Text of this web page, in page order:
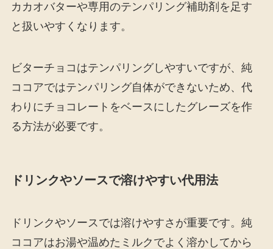
カカオバターや専用のテンパリング補助剤を足す
と扱いやすくなります。
ビターチョコはテンパリングしやすいですが、純
ココアではテンパリング自体ができないため、代
わりにチョコレートをベースにしたグレーズを作
る方法が必要です。
ドリンクやソースで溶けやすい代用法
ドリンクやソースでは溶けやすさが重要です。純
ココアはお湯や温めたミルクでよく溶かしてから